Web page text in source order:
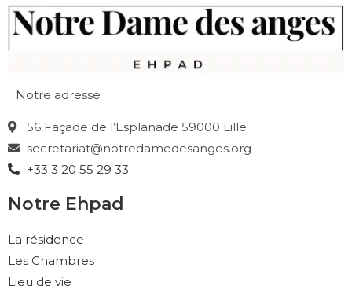
Notre adresse
56 Façade de l’Esplanade 59000 Lille
secretariat@notredamedesanges.org
+33 3 20 55 29 33
Notre Ehpad
La résidence
Les Chambres
Lieu de vie